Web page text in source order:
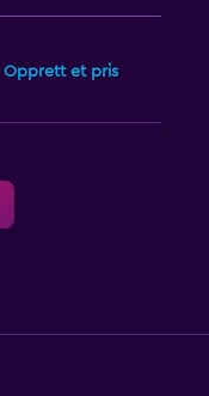
Opprett et pris